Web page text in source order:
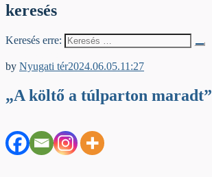
keresés
Keresés erre:
by Nyugati tér2024.06.05.11:27
„A költő a túlparton maradt”